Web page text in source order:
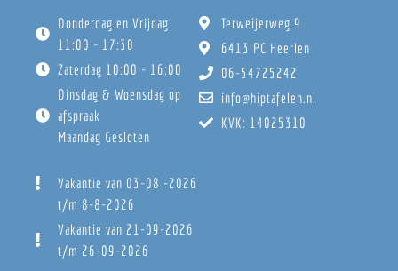
Donderdag en Vrijdag
11:00 - 17:30
Zaterdag 10:00 - 16:00
Dinsdag & Woensdag op
afspraak
Maandag Gesloten
Vakantie van 03-08 -2026
t/m 8-8-2026
Vakantie van 21-09-2026
t/m 26-09-2026
Terweijerweg 9
6413 PC Heerlen
06-54725242
info@hiptafelen.nl
KVK: 14025310